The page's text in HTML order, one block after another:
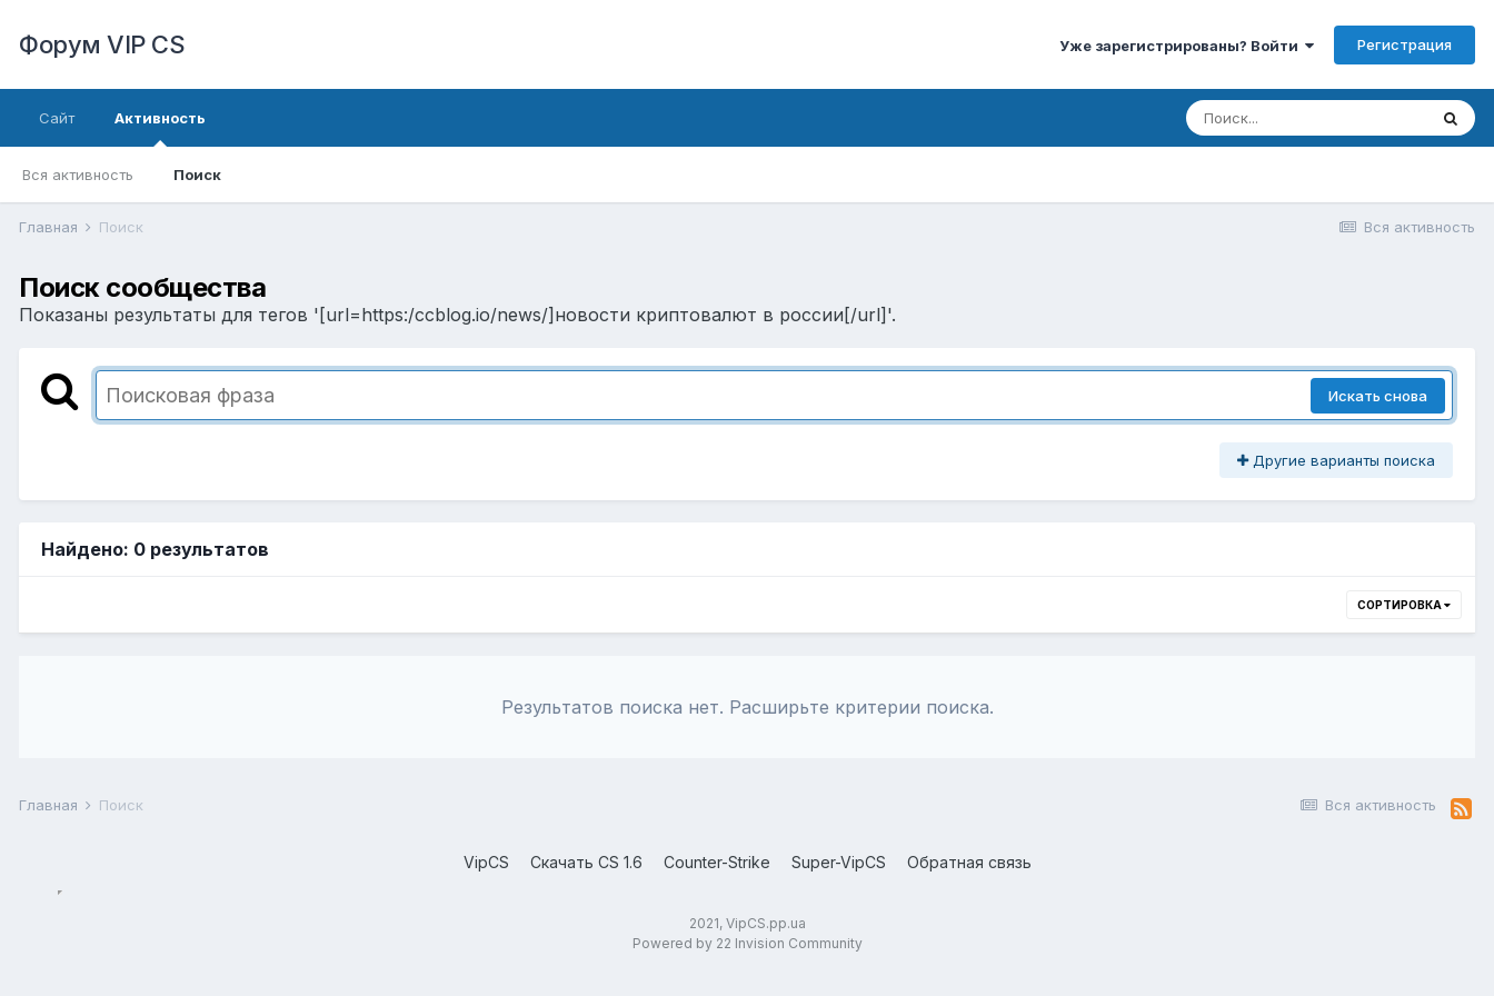
Форум VIP CS Уже зарегистрированы? Войти Регистрация
Сайт Активность
Вся активность Поиск
Вся активность
Главная Поиск
Поиск сообщества
Показаны результаты для тегов '[url=https:/ccblog.io/news/]новости криптовалют в россии[/url]'.
Искать снова
Другие варианты поиска
Найдено: 0 результатов
СОРТИРОВКА
Результатов поиска нет. Расширьте критерии поиска.
Вся активность
Главная Поиск
VipCS Скачать CS 1.6 Counter-Strike Super-VipCS Обратная связь
2021, VipCS.pp.ua
Powered by 22 Invision Community